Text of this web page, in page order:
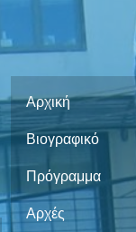
Αρχική
Βιογραφικό
Πρόγραμμα
Αρχές